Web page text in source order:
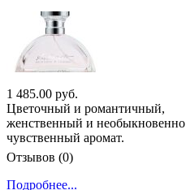
1 485.00 руб.
Цветочный и романтичный,
женственный и необыкновенно
чувственный аромат.
Отзывов (0)
Подробнее...